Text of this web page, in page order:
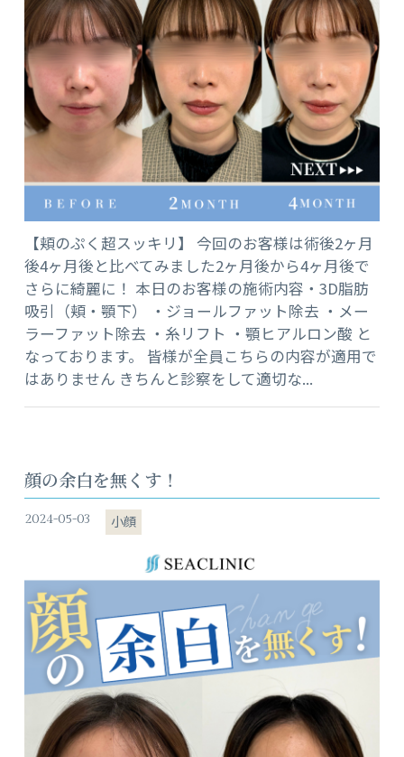
【頬のぷく超スッキリ】 今回のお客様は術後2ヶ月
後4ヶ月後と比べてみました2ヶ月後から4ヶ月後で
さらに綺麗に！ 本日のお客様の施術内容・3D脂肪
吸引（頬・顎下） ・ジョールファット除去 ・メー
ラーファット除去 ・糸リフト ・顎ヒアルロン酸 と
なっております。 皆様が全員こちらの内容が適用で
はありません きちんと診察をして適切な...
顔の余白を無くす！
2024-05-03 小顔